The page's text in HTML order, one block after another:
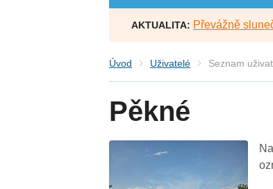
AKTUALITA: Převážně
Úvod Uživatelé Seznam
Pěkné